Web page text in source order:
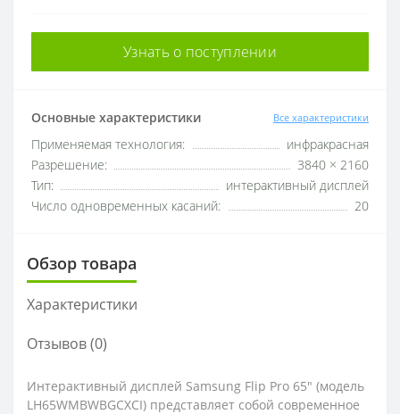
Узнать о поступлении
Основные характеристики Все характеристики
Применяемая технология:
инфракрасная
Разрешение:
3840 × 2160
Тип:
интерактивный дисплей
Число одновременных касаний:
20
Обзор товара
Характеристики
Отзывов (0)
Интерактивный дисплей Samsung Flip Pro 65" (модель
LH65WMBWBGCXCI) представляет собой современное